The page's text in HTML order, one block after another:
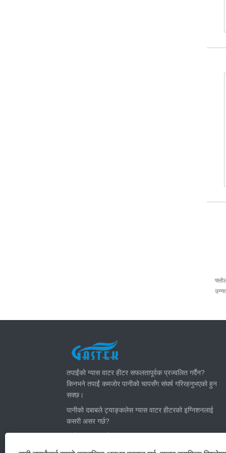
ताजा खबर
तपाईंको ग्यास वाटर हीटर सफलतापूर्वक प्रज्वलित गर्दैन?
किनभने तपाईं कमजोर पानीको चापसँग संघर्ष गरिरहनुभएको हुन
सक्छ।
पानीको दबाबले ट्याङ्कलेस ग्यास वाटर हीटरको इग्निशनलाई
कसरी असर गर्छ?